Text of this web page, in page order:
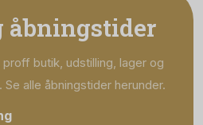
åbningstider
butik, udstilling, lager og
alle åbningstider herunder.